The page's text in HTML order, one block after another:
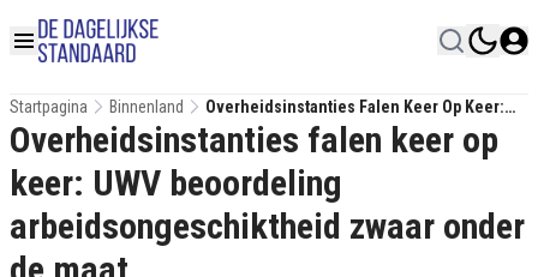
Startpagina Binnenland
Overheidsinstanties Falen Keer Op Keer:
UWV Beoordeling Arbeidsongeschiktheid
Zwaar Onder De Maat
Overheidsinstanties falen keer op
keer: UWV beoordeling
arbeidsongeschiktheid zwaar onder